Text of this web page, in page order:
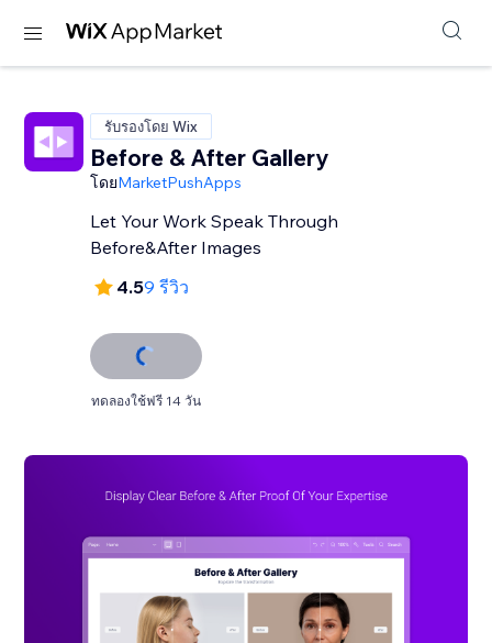
รับรองโดย Wix
Before & After Gallery
โดยMarketPushApps
Let Your Work Speak Through
Before&After Images
4.59 รีวิว
ทดลองใช้ฟรี 14 วัน